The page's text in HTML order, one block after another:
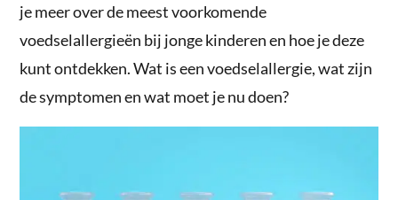
je meer over de meest voorkomende
voedselallergieën bij jonge kinderen en hoe je deze
kunt ontdekken. Wat is een voedselallergie, wat zijn
de symptomen en wat moet je nu doen?